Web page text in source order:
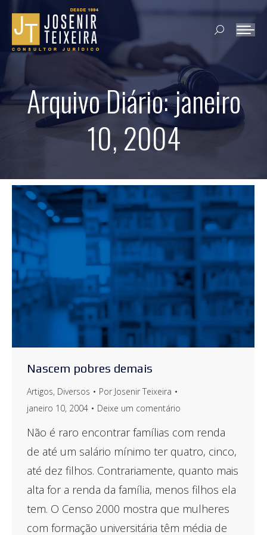
Search:
Arquivo Diário:janeiro
10, 2004
Nascem pobres demais
Artigos, Diversos Por Josenir Teixeira
janeiro 10, 2004
Deixe um comentário
Não é raro encontrar famílias com renda
de até um salário mínimo ter quatro, cinco,
até dez filhos. Contrariamente, quanto mais
alta for a renda da família, menos filhos ela
tem. O Censo 2000 mostra que mulheres
com formação universitária têm média de